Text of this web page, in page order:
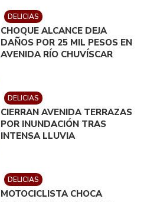
DELICIAS
CHOQUE ALCANCE DEJA
DAÑOS POR 25 MIL PESOS EN
AVENIDA RÍO CHUVÍSCAR
DELICIAS
CIERRAN AVENIDA TERRAZAS
POR INUNDACIÓN TRAS
INTENSA LLUVIA
DELICIAS
MOTOCICLISTA CHOCA